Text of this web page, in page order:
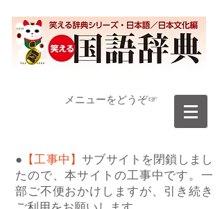
​メニューをどうぞ☞
● 【工事中】サブサイトを閉鎖しまし
たので、本サイトの工事中です。一
部ご不便おかけしますが、引き続き